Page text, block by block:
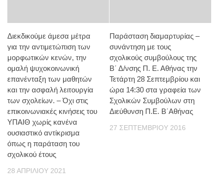
Διεκδικούμε άμεσα μέτρα
για την αντιμετώπιση των
μορφωτικών κενών, την
ομαλή ψυχοκοινωνική
επανένταξη των μαθητών
και την ασφαλή λειτουργία
των σχολείων. – Όχι στις
επικοινωνιακές κινήσεις του
ΥΠΑΙΘ χωρίς κανένα
ουσιαστικό αντίκρισμα
όπως η παράταση του
σχολικού έτους
28 ΑΠΡΙΛΊΟΥ 2021
Παράσταση διαμαρτυρίας –
συνάντηση με τους
σχολικούς συμβούλους της
Β΄ Δ/νσης Π. Ε. Αθήνας την
Τετάρτη 28 Σεπτεμβρίου και
ώρα 14:30 στα γραφεία των
Σχολικών Συμβούλων στη
Διεύθυνση Π.Ε. Β΄Αθήνας
27 ΣΕΠΤΕΜΒΡΊΟΥ 2016